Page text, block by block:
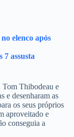
elenco após
7 assusta
Tom Thibodeau e
e desenharam as
os seus próprios
aproveitado e
conseguia a